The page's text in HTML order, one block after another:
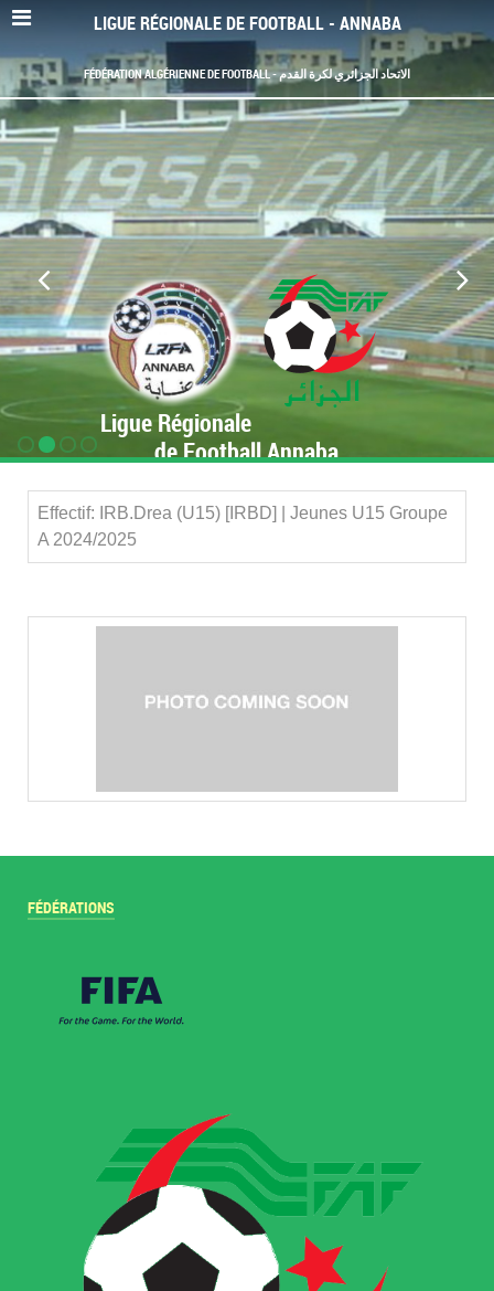
LIGUE RÉGIONALE DE FOOTBALL - ANNABA
FÉDÉRATION ALGÉRIENNE DE FOOTBALL - الاتحاد الجزائري لكرة القدم
Ligue Régionale
de Football Annaba
Effectif: IRB.Drea (U15) [IRBD] | Jeunes U15 Groupe
A 2024/2025
FÉDÉRATIONS